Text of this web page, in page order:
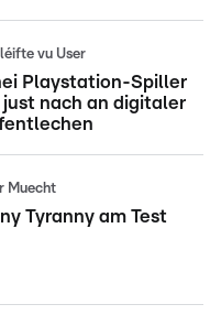
vu User
Playstation-Spiller
nach an digitaler
Muecht
Tyranny am Test